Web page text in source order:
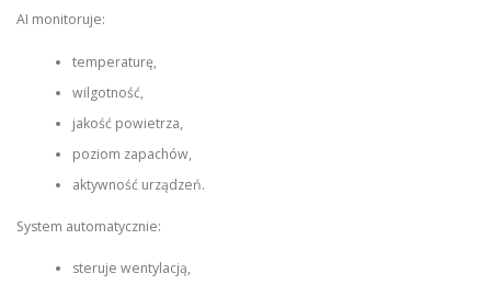
AI monitoruje:
temperaturę,
wilgotność,
jakość powietrza,
poziom zapachów,
aktywność urządzeń.
System automatycznie:
steruje wentylacją,